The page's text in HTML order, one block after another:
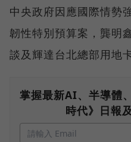
中央政府因應國際情勢
韌性特別預算案，龔明
談及輝達台北總部用地
掌握最新AI、半導體
時代》日報